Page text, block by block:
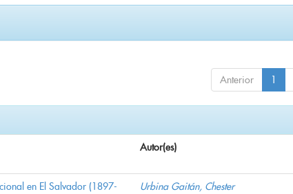
Anterior 1
Autor(es)
en El Salvador (1897-
Urbina Gaitán, Chester